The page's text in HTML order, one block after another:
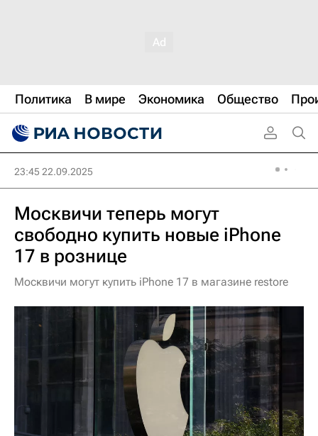
Политика В мире Экономика Общество
23:45 22.09.2025
Москвичи теперь могут
свободно купить новые iPhone
17 в рознице
Москвичи могут купить iPhone 17 в магазине restore